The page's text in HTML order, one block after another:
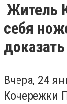
Житель
себя
Вчера, 24
Кочережки